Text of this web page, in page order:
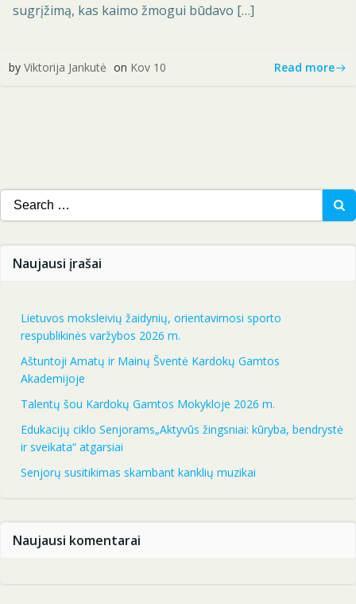
sugrįžimą, kas kaimo žmogui būdavo […]
by Viktorija Jankutė on Kov 10 Read more
Search
for:
Naujausi įrašai
Lietuvos moksleivių žaidynių, orientavimosi sporto
respublikinės varžybos 2026 m.
Aštuntoji Amatų ir Mainų Šventė Kardokų Gamtos
Akademijoje
Talentų šou Kardokų Gamtos Mokykloje 2026 m.
Edukacijų ciklo Senjorams„Aktyvūs žingsniai: kūryba, bendrystė
ir sveikata“ atgarsiai
Senjorų susitikimas skambant kanklių muzikai
Naujausi komentarai